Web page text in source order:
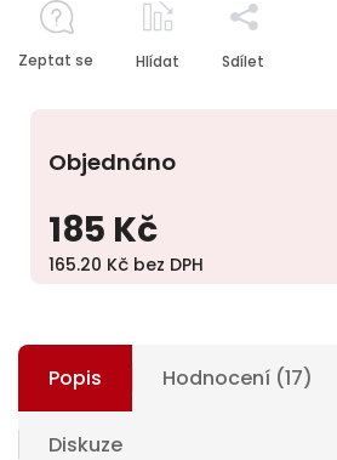
185 Kč
165.20 Kč bez DPH
Objednáno
Zeptat se Hlídat Sdílet
Popis Hodnocení (17)
Diskuze